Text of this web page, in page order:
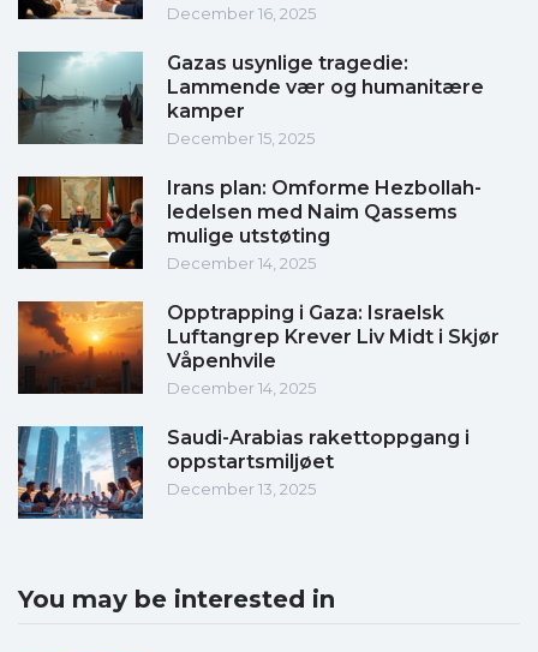
December 16, 2025
Gazas usynlige tragedie:
Lammende vær og humanitære
kamper
December 15, 2025
Irans plan: Omforme Hezbollah-
ledelsen med Naim Qassems
mulige utstøting
December 14, 2025
Opptrapping i Gaza: Israelsk
Luftangrep Krever Liv Midt i Skjør
Våpenhvile
December 14, 2025
Saudi-Arabias rakettoppgang i
oppstartsmiljøet
December 13, 2025
You may be interested in